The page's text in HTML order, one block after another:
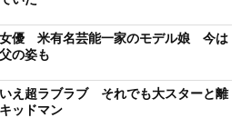
女優 米有名芸能一家のモデル娘 今は
の姿も
いえ超ラブラブ それでも大スターと離
ッドマン